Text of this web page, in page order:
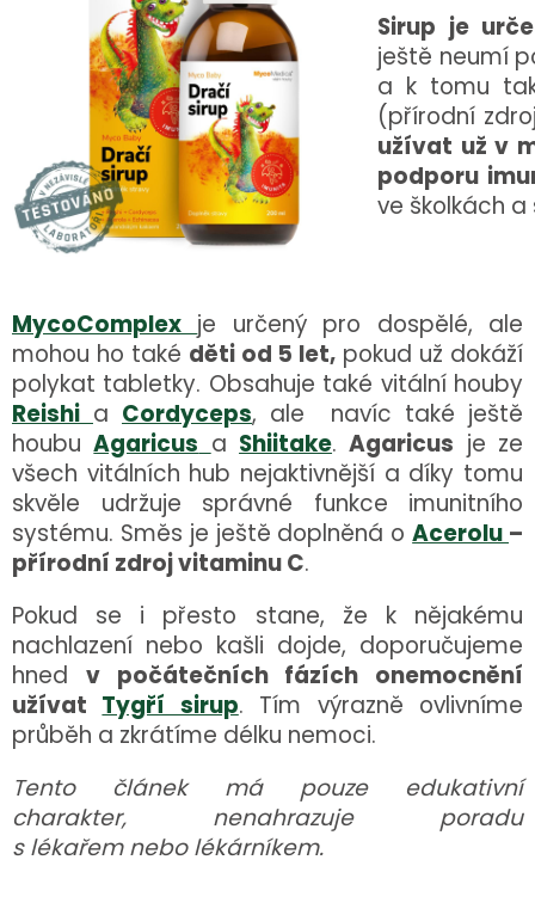
Sirup je
ještě neumí
a k tomu
(přírodní
užívat už v
podporu
ve školkách a
MycoComplex je určený pro dospělé, ale
mohou ho také děti od 5 let, pokud už dokáží
polykat tabletky. Obsahuje také vitální houby
Reishi a Cordyceps, ale navíc také ještě
houbuAgaricus a Shiitake.Agaricus je ze
všech vitálních hub nejaktivnější a díky tomu
skvěle udržuje správné funkce imunitního
systému. Směs je ještě doplněná oAcerolu –
přírodní zdroj vitaminu C.
Pokud se i přesto stane, že k nějakému
nachlazení nebo kašli dojde, doporučujeme
hned v počátečních fázích onemocnění
užívat Tygří sirup. Tím výrazně ovlivníme
průběh a zkrátíme délku nemoci.
Tento článek má pouze edukativní
charakter, nenahrazuje poradu
s lékařem nebo lékárníkem.